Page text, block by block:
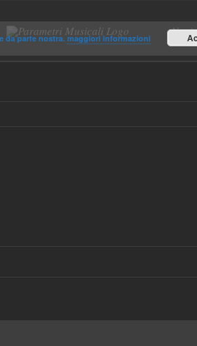
da parte nostra.maggiori informazioni